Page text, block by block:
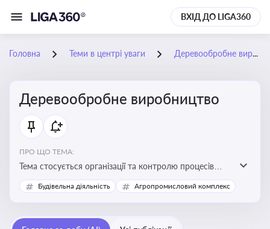
ВХІД ДО LIGA360
Головна Теми в центрі уваги Деревообробне виробництво
Деревообробне виробництво
ПРО ЩО ТЕМА:
Тема стосується організації та контролю процесів
переробки деревини, дотримання технічних
стандартів, екологічних вимог і безпеки праці на
Будівельна діяльність Агропромисловий комплекс